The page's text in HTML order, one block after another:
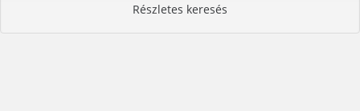
Részletes keresés